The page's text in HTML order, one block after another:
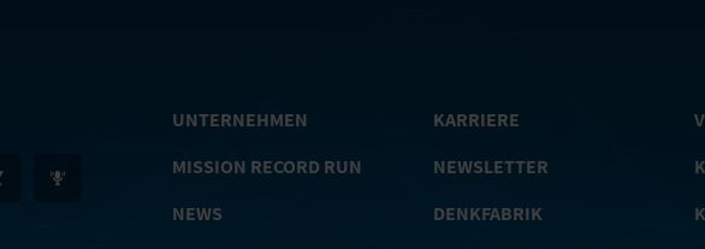
UNTERNEHMEN
MISSION RECORD RUN
NEWS
KARRIERE
NEWSLETTER
DENKFABRIK